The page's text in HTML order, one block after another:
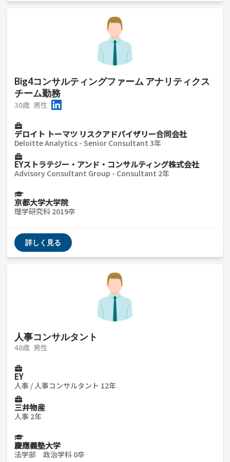
Big4コンサルティングファーム アナリティクス
チーム勤務
30歳 男性
デロイト トーマツ リスクアドバイザリー合同会社
Deloitte Analytics - Senior Consultant 3年
EYストラテジー・アンド・コンサルティング株式会社
Advisory Consultant Group - Consultant 2年
京都大学大学院
理学研究科 2019卒
詳しく見る
人事コンサルタント
48歳 男性
EY
人事 / 人事コンサルタント 12年
三井物産
人事 2年
慶應義塾大学
法学部 政治学科 0卒